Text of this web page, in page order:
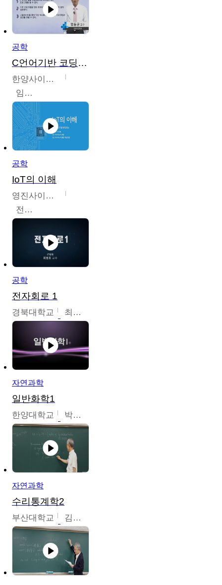
공학
C언어기반 코딩교육
한양사이버대학교
임동균
공학
IoT의 이해
영진사이버대학교
전병현
공학
전자회로 1
경북대학교 최병조
자연과학
일반화학1
한양대학교 박경호
자연과학
수리통계학2
부산대학교 김충락